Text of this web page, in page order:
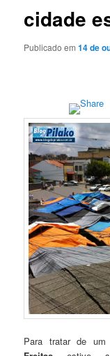
cidade
Publicado em14 de
Para tratar de